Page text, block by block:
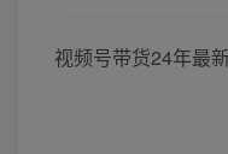
视频号带货24年最